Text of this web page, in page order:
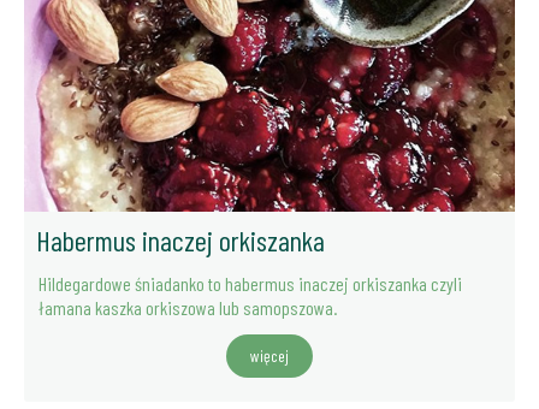
Habermus inaczej orkiszanka
Hildegardowe śniadanko to habermus inaczej orkiszanka czyli
łamana kaszka orkiszowa lub samopszowa.
więcej